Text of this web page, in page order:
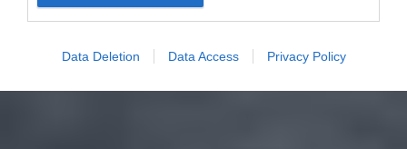
Data Deletion Data Access Privacy Policy